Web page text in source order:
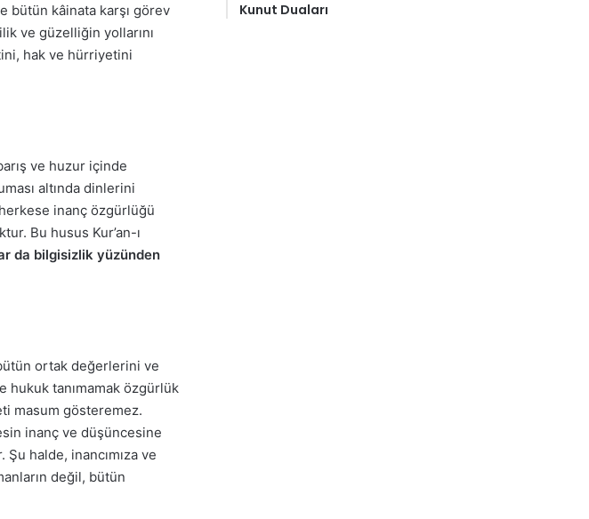
bütün kâinata karşı görev
ve güzelliğin yollarını
hak ve hürriyetini
ve huzur içinde
altında dinlerini
inanç özgürlüğü
Bu husus Kur’an-ı
da bilgisizlik yüzünden
bütün ortak değerlerini ve
hukuk tanımamak özgürlük
masum gösteremez.
inanç ve düşüncesine
halde, inancımıza ve
değil, bütün
Kunut Duaları